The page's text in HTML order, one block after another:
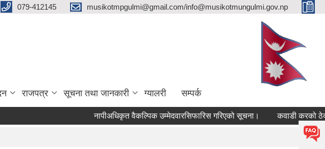
079-412145 musikotmpgulmi@gmail.com/info@musikotmungulmi.gov.np
राजपत्र सूचना तथा जानकारी ग्यालरी सम्पर्क
नापीअधिकृत वैकल्पिक उम्मेदवारसिफारिस गरिएको सूचना। कवाडी करको ठेक्का